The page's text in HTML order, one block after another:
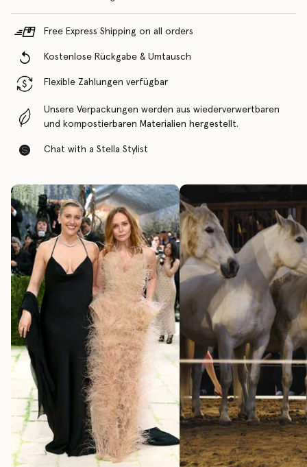
Free Express Shipping on all orders
Kostenlose Rückgabe & Umtausch
Flexible Zahlungen verfügbar
Unsere Verpackungen werden aus wiederverwertbaren
und kompostierbaren Materialien hergestellt.
Chat with a Stella Stylist